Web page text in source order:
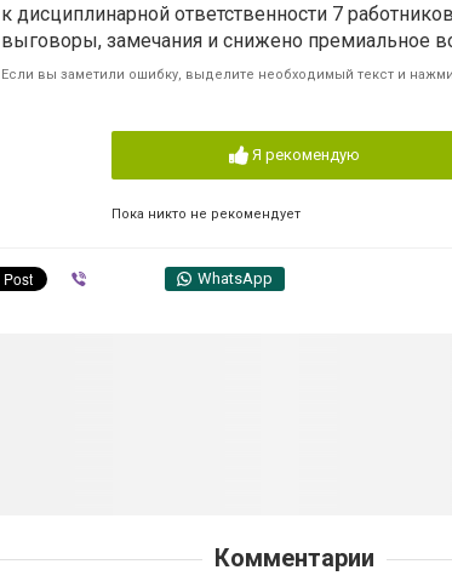
к дисциплинарной ответственности 7
выговоры, замечания и снижено премиальное
Если вы заметили ошибку, выделите необходимый текст и
Я рекомендую
Пока никто не рекомендует
WhatsApp
Комментарии